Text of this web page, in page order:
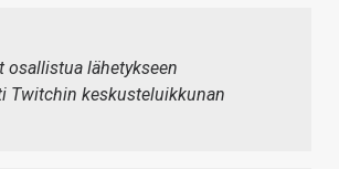
osallistua lähetykseen
Twitchin keskusteluikkunan